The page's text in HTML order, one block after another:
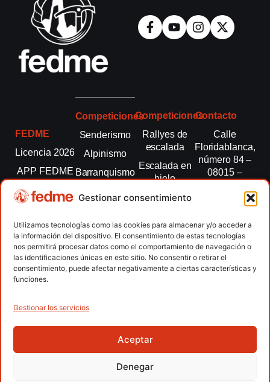
Gestionar consentimiento
Utilizamos tecnologías como las cookies para almacenar y/o acceder a
la información del dispositivo. El consentimiento de estas tecnologías
nos permitirá procesar datos como el comportamiento de navegación o
las identificaciones únicas en este sitio. No consentir o retirar el
consentimiento, puede afectar negativamente a ciertas características y
funciones.
Gestionar los servicios
Aceptar
Denegar
FEDME
Licencia 2026
APP FEDME
Transparencia
autonómicas
Clubes
Contacto
Competiciones
Senderismo
Alpinismo
Barranquismo
montaña
Escalada
Escalada
paralimpica
Competiciones
Rallyes de
escalada
Escalada en
hielo
Esquí de
Marcha
Nórdica
Raquetas de
nieve
Contacto
Calle
Floridablanca,
número 84 –
08015 –
fedme@fedme.es
934 264 267
Copyright © 2026 Federación Española de Deportes de
Montaña y Escalada | Desarrollado porTOOOLS